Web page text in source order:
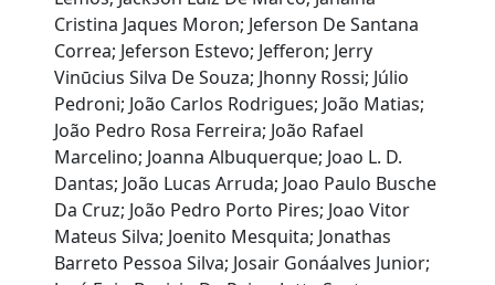
Cristina Jaques Moron; Jeferson De Santana
Correa; Jeferson Estevo; Jefferon; Jerry
Vinūcius Silva De Souza; Jhonny Rossi; Júlio
Pedroni; João Carlos Rodrigues; João Matias;
João Pedro Rosa Ferreira; João Rafael
Marcelino; Joanna Albuquerque; Joao L. D.
Dantas; João Lucas Arruda; Joao Paulo Busche
Da Cruz; João Pedro Porto Pires; Joao Vitor
Mateus Silva; Joenito Mesquita; Jonathas
Barreto Pessoa Silva; Josair Gonáalves Junior;